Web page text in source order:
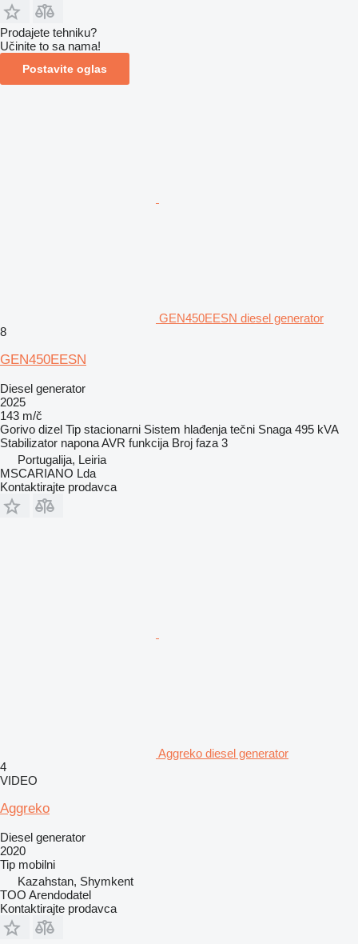
Prodajete tehniku?
Učinite to sa nama!
Postavite oglas
GEN450EESN diesel generator
8
GEN450EESN
Diesel generator
2025
143 m/č
Gorivo dizel Tip stacionarni Sistem hlađenja tečni Snaga 495 kVA
Stabilizator naponaAVR funkcija Broj faza 3
Portugalija, Leiria
MSCARIANO Lda
Kontaktirajte prodavca
Aggreko diesel generator
4
VIDEO
Aggreko
Diesel generator
2020
Tip mobilni
Kazahstan, Shymkent
TOO Arendodatel
Kontaktirajte prodavca